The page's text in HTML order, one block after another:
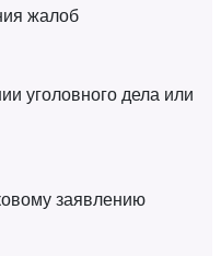
жалоб
уголовного дела или
заявлению